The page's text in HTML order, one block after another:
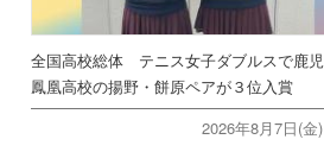
全国高校総体 テニス女子ダブルスで鹿
鳳凰高校の揚野・餅原ペアが３位入賞
2026年8月7日(金